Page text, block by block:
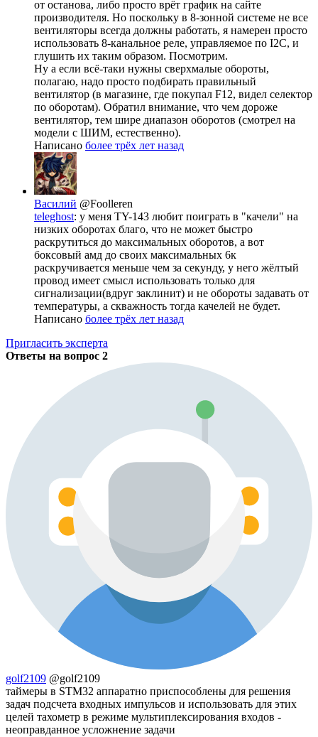
от останова, либо просто врёт график на сайте
производителя. Но поскольку в 8-зонной системе не все
вентиляторы всегда должны работать, я намерен просто
использовать 8-канальное реле, управляемое по I2C, и
глушить их таким образом. Посмотрим.
Ну а если всё-таки нужны сверхмалые обороты,
полагаю, надо просто подбирать правильный
вентилятор (в магазине, где покупал F12, видел селектор
по оборотам). Обратил внимание, что чем дороже
вентилятор, тем шире диапазон оборотов (смотрел на
модели с ШИМ, естественно).
Написано более трёх лет назад
Василий @Foolleren
teleghost: у меня TY-143 любит поиграть в "качели" на
низких оборотах благо, что не может быстро
раскрутиться до максимальных оборотов, а вот
боксовый амд до своих максимальных 6к
раскручивается меньше чем за секунду, у него жёлтый
провод имеет смысл использовать только для
сигнализации(вдруг заклинит) и не обороты задавать от
температуры, а скважность тогда качелей не будет.
Написано более трёх лет назад
Пригласить эксперта
Ответы на вопрос 2
golf2109 @golf2109
таймеры в STM32 аппаратно приспособлены для решения
задач подсчета входных импульсов и использовать для этих
целей тахометр в режиме мультиплексирования входов -
неоправданное усложнение задачи